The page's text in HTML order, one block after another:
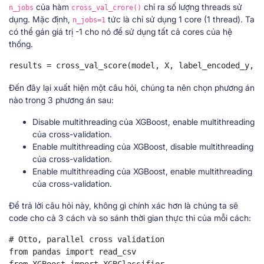
n_jobs của hàm cross_val_crore() chỉ ra số lượng threads sử
dụng. Mặc định, n_jobs=1 tức là chỉ sử dụng 1 core (1 thread). Ta
có thể gán giá trị -1 cho nó để sử dụng tất cả cores của hệ
thống.
results = cross_val_score(model, X,
Đến đây lại xuất hiện một câu hỏi, chúng ta nên chọn phương án
nào trong 3 phương án sau:
Disable multithreading của XGBoost, enable multithreading
của cross-validation.
Enable multithreading của XGBoost, disable multithreading
của cross-validation.
Enable multithreading của XGBoost, enable multithreading
của cross-validation.
Để trả lời câu hỏi này, không gì chính xác hơn là chúng ta sẽ
code cho cả 3 cách và so sánh thời gian thực thi của mỗi cách:
# Otto, parallel cross validation
from pandas import read_csv